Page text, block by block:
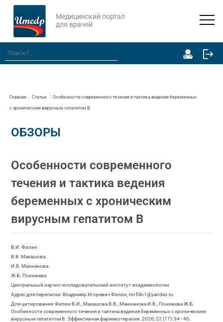
Медицинский портал
для врачей
Главная Статьи Особенности современного течения и тактика ведения беременных
с хроническим вирусным гепатитом B
ОБЗОРЫ
Особенности современного
течения и тактика ведения
беременных с хроническим
вирусным гепатитом B
В.И. Филин
В.В. Макашова
И.В. Маннанова
Ж.Б. Понежева
Центральный научно-исследовательский институт эпидемиологии
Адрес для переписки: Владимир Игоревич Филин, mr.filin1@yandex.ru
Для цитирования: Филин В.И., Макашова В.В., Маннанова И.В., Понежева Ж.Б.
Особенности современного течения и тактика ведения беременных с хроническим
вирусным гепатитом B. Эффективная фармакотерапия. 2026; 22 (17): 34–40.